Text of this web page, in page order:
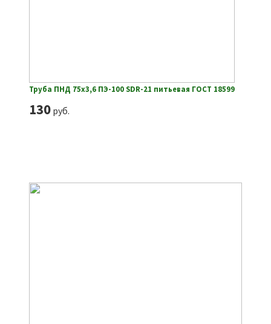
Труба ПНД 75х3,6 ПЭ-100 SDR-21 питьевая ГОСТ 18599
130руб.